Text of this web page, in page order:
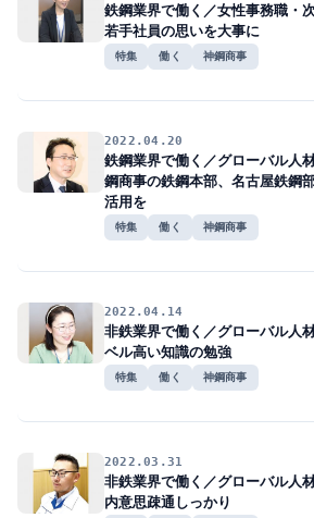
鉄鋼業界で働く／女性事務職・
若手社員の思いを大事に
特集 働く 神鋼商事
2022.04.20
鉄鋼業界で働く／グローバル人
鋼商事の鉄鋼本部、名古屋鉄鋼
活用を
特集 働く 神鋼商事
2022.04.14
非鉄業界で働く／グローバル人
ベル高い知識の勉強
特集 働く 神鋼商事
2022.03.31
非鉄業界で働く／グローバル人
内意思疎通しっかり